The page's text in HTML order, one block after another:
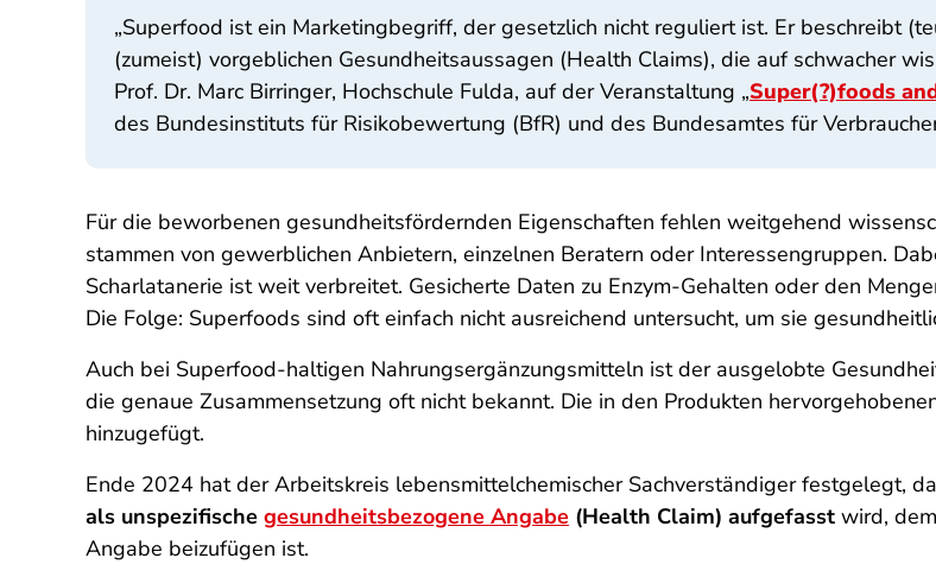
„Superfood ist ein Marketingbegriff, der gesetzlich nicht reguliert ist. Er beschreibt
(zumeist) vorgeblichen Gesundheitsaussagen (Health Claims), die auf schwacher
Prof. Dr. Marc Birringer, Hochschule Fulda, auf der Veranstaltung „Super(?)foods
des Bundesinstituts für Risikobewertung (BfR) und des Bundesamtes für
Für die beworbenen gesundheitsfördernden Eigenschaften fehlen weitgehend
stammen von gewerblichen Anbietern, einzelnen Beratern oder Interessengruppen.
Scharlatanerie ist weit verbreitet. Gesicherte Daten zu Enzym-Gehalten oder den
Die Folge: Superfoods sind oft einfach nicht ausreichend untersucht, um sie
Auch bei Superfood-haltigen Nahrungs­ergänzungsmitteln ist der ausgelobte
die genaue Zusammensetzung oft nicht bekannt. Die in den Produkten
hinzugefügt.
Ende 2024 hat der Arbeitskreis lebensmittelchemischer Sachverständiger festgelegt,
als unspezifische gesundheitsbezogene Angabe (Health Claim) aufgefasst wird,
Angabe beizufügen ist.